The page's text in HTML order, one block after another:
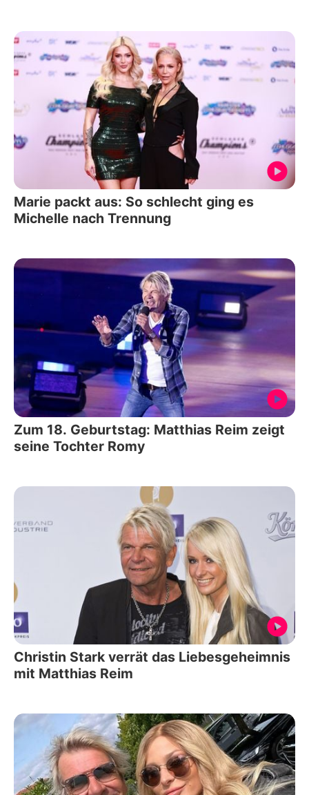
Marie packt aus: So schlecht ging es
Michelle nach Trennung
Zum 18. Geburtstag: Matthias Reim zeigt
seine Tochter Romy
Christin Stark verrät das Liebesgeheimnis
mit Matthias Reim